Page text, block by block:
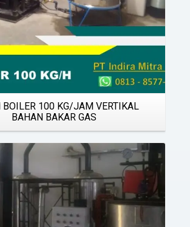
BOILER 100 KG/JAM VERTIKAL
BAHAN BAKAR GAS
Details